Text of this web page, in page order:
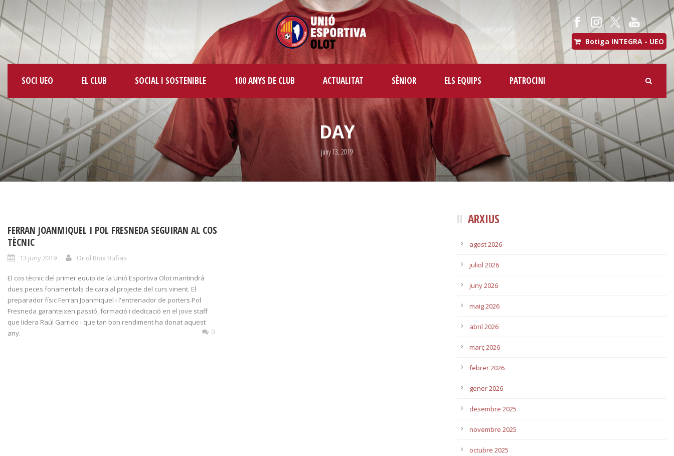
Botiga INTEGRA - UEO
SOCI UEO EL CLUB SOCIAL I SOSTENIBLE 100 ANYS DE CLUB ACTUALITAT SÈNIOR ELS EQUIPS PATROCINI
DAY
juny 13, 2019
FERRAN JOANMIQUEL I POL FRESNEDA SEGUIRAN AL COS
TÈCNIC
13 juny 2019 Oriol Boix Bufias
El cos tècnic del primer equip de la Unió Esportiva Olot mantindrà
dues peces fonamentals de cara al projecte del curs vinent. El
preparador físic Ferran Joanmiquel i l'entrenador de porters Pol
Fresneda garanteixen passió, formació i dedicació en el jove staff
que lidera Raúl Garrido i que tan bon rendiment ha donat aquest
any.
0
ARXIUS
agost 2026
juliol 2026
juny 2026
maig 2026
abril 2026
març 2026
febrer 2026
gener 2026
desembre 2025
novembre 2025
octubre 2025